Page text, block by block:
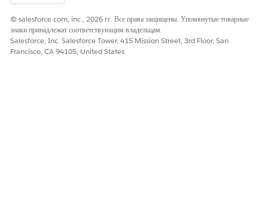
© salesforce.com, inc., 2026 гг. Все права защищены. Упомянутые товарные
знаки принадлежат соответствующим владельцам.
Salesforce, Inc. Salesforce Tower, 415 Mission Street, 3rd Floor, San
Francisco, CA 94105, United States